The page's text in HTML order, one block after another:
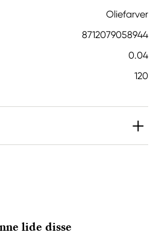
Oliefarver
8712079058944
0.04
120
lide disse